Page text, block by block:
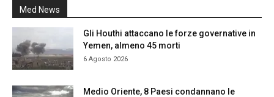
Med News
Gli Houthi attaccano le forze governative in
Yemen, almeno 45 morti
6 Agosto 2026
Medio Oriente, 8 Paesi condannano le